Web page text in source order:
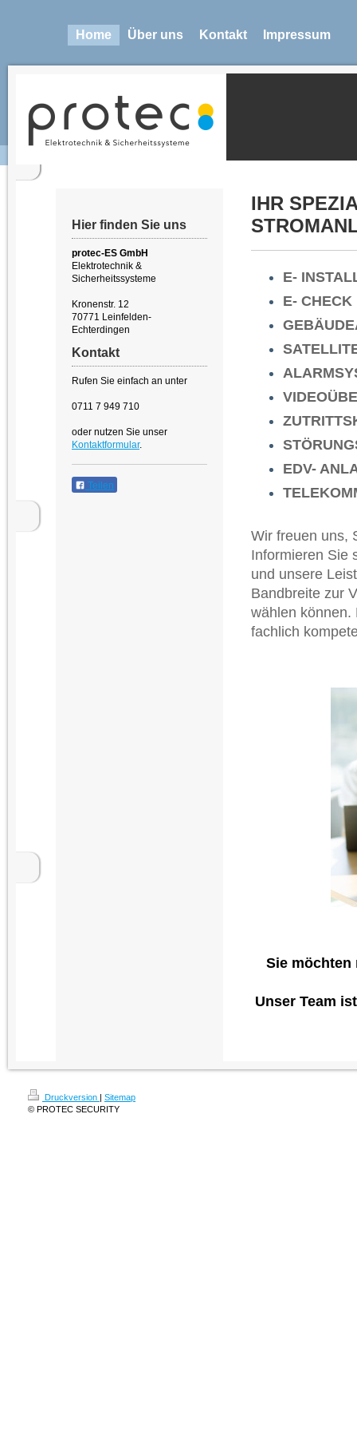
Home Über uns Kontakt Impressum
Hier finden Sie uns
protec-ES GmbH
Elektrotechnik &
Sicherheitssysteme
Kronenstr. 12
70771 Leinfelden-
Echterdingen
Kontakt
Rufen Sie einfach an unter
0711 7 949 710
oder nutzen Sie unser
Kontaktformular.
Teilen
IHR
E-
E- CHECK
EDV-
Wir freuen uns,
Informieren Sie
und unsere
Bandbreite zur
wählen können.
fachlich
Sie möchten
Unser Team
Druckversion | Sitemap
© PROTEC SECURITY